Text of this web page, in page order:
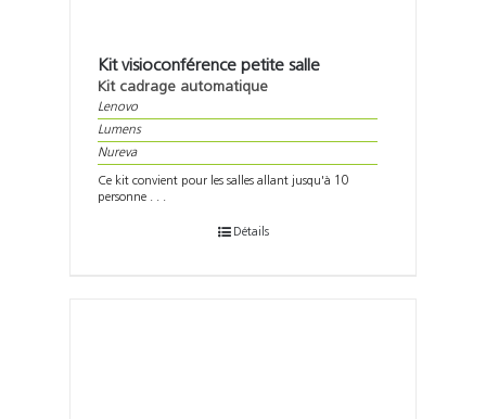
Kit visioconférence petite salle
Kit cadrage automatique
Lenovo
Lumens
Nureva
Ce kit convient pour les salles allant jusqu'à 10
personne . . .
Détails